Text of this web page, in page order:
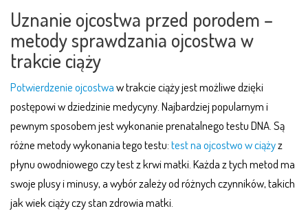
Uznanie ojcostwa przed porodem –
metody sprawdzania ojcostwa w
trakcie ciąży
Potwierdzenie ojcostwaw trakcie ciąży jest możliwe dzięki
postępowi w dziedzinie medycyny. Najbardziej popularnym i
pewnym sposobem jest wykonanie prenatalnego testu DNA. Są
różne metody wykonania tego testu:test na ojcostwo w ciążyz
płynu owodniowego czy test z krwi matki. Każda z tych metod ma
swoje plusy i minusy, a wybór zależy od różnych czynników, takich
jak wiek ciąży czy stan zdrowia matki.